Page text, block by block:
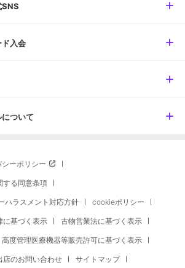
SNS
入会
ついて
シーポリシー
する同意条項
ハラスメント対応方針 cookieポリシー
に基づく表示 古物営業法に基づく表示
高度管理医療機器等販売許可に基づく表示
店のお問い合わせ サイトマップ